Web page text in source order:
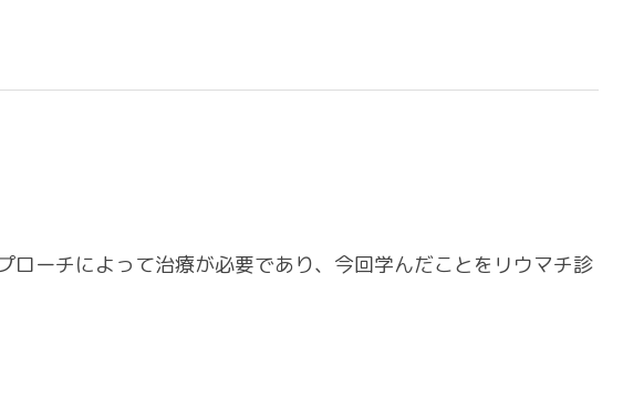
ーチによって治療が必要であり、今回学んだことをリウマチ診